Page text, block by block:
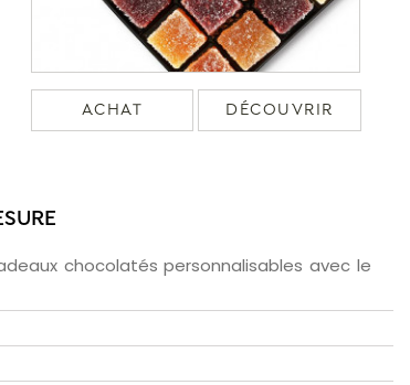
ACHAT DÉCOUVRIR
chocolatés personnalisables avec le